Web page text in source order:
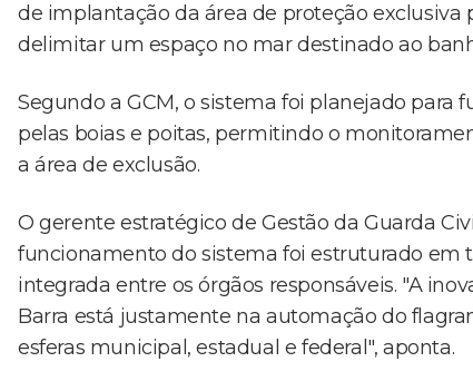
de implantação da área de proteção exclusiva
delimitar um espaço no mar destinado ao
Segundo a GCM, o sistema foi planejado
pelas boias e poitas, permitindo o
a área de exclusão.
O gerente estratégico de Gestão da Guarda
funcionamento do sistema foi estruturado em
integrada entre os órgãos responsáveis. "A
Barra está justamente na automação do
esferas municipal, estadual e federal", aponta.